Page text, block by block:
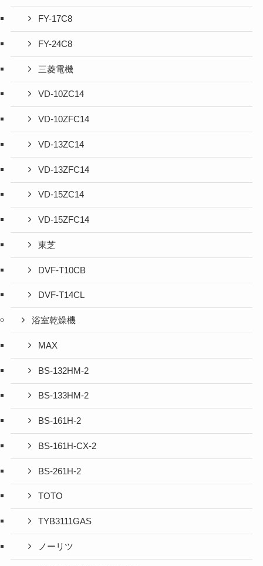
FY-17C8
FY-24C8
三菱電機
VD-10ZC14
VD-10ZFC14
VD-13ZC14
VD-13ZFC14
VD-15ZC14
VD-15ZFC14
東芝
DVF-T10CB
DVF-T14CL
浴室乾燥機
MAX
BS-132HM-2
BS-133HM-2
BS-161H-2
BS-161H-CX-2
BS-261H-2
TOTO
TYB3111GAS
ノーリツ